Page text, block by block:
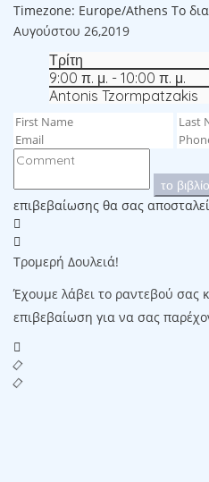
Timezone: Europe/Athens Το
Αυγούστου 26,2019
Τρίτη
9:00 π. μ. - 10:00 π. μ.
Antonis Tzormpatzakis
το
επιβεβαίωσης θα σας
Τρομερή Δουλειά!
Έχουμε λάβει το ραντεβού σας
επιβεβαίωση για να σας